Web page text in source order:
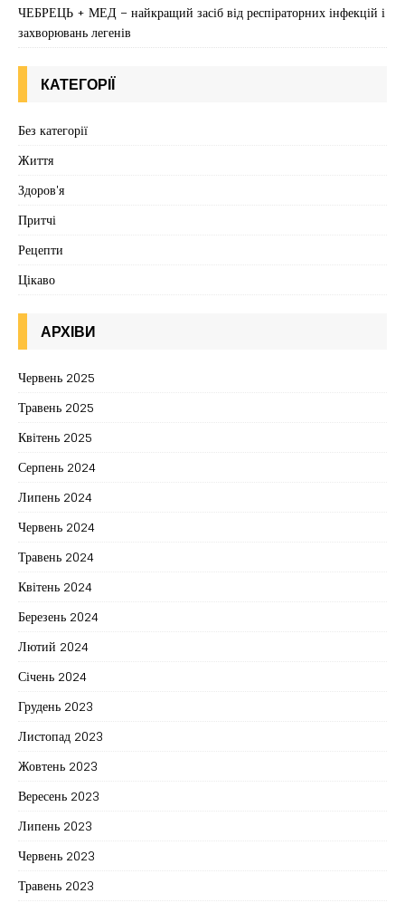
ЧЕБРЕЦЬ + МЕД – найкращий засіб від респіраторних інфекцій і
захворювань легенів
КАТЕГОРІЇ
Без категорії
Життя
Здоров'я
Притчі
Рецепти
Цікаво
АРХІВИ
Червень 2025
Травень 2025
Квітень 2025
Серпень 2024
Липень 2024
Червень 2024
Травень 2024
Квітень 2024
Березень 2024
Лютий 2024
Січень 2024
Грудень 2023
Листопад 2023
Жовтень 2023
Вересень 2023
Липень 2023
Червень 2023
Травень 2023